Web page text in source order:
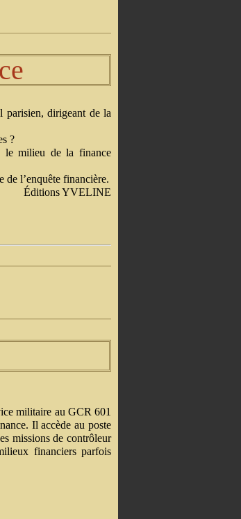
parisien, dirigeant de la
?
le milieu de la finance
de l’enquête financière.
Éditions YVELINE
militaire au GCR 601
Il accède au poste
missions de contrôleur
financiers parfois